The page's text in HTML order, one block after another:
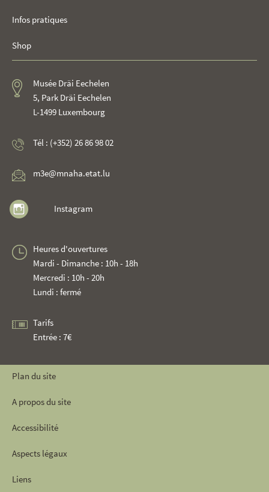
Infos pratiques
Shop
Musée Dräi Eechelen
5, Park Dräi Eechelen
L-1499 Luxembourg
Tél : (+352) 26 86 98 02
m3e@mnaha.etat.lu
Instagram
Heures d'ouvertures
Mardi - Dimanche : 10h - 18h
Mercredi : 10h - 20h
Lundi : fermé
Tarifs
Entrée : 7€
Plan du site
A propos du site
Accessibilité
Aspects légaux
Liens